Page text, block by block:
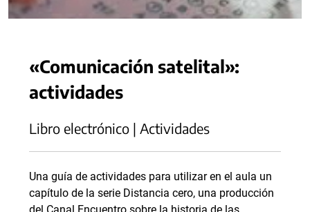
«Comunicación satelital»:
actividades
Libro electrónico | Actividades
Una guía de actividades para utilizar en el aula un
capítulo de la serie Distancia cero, una producción